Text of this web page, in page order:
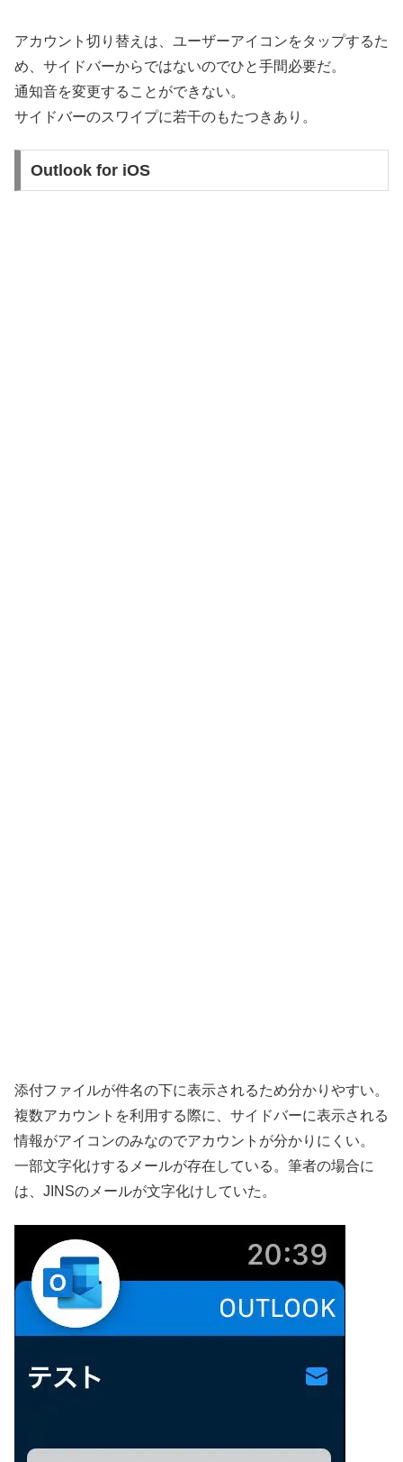
アカウント切り替えは、ユーザーアイコンをタップするた
め、サイドバーからではないのでひと手間必要だ。
通知音を変更することができない。
サイドバーのスワイプに若干のもたつきあり。
Outlook for iOS
添付ファイルが件名の下に表示されるため分かりやすい。
複数アカウントを利用する際に、サイドバーに表示される
情報がアイコンのみなのでアカウントが分かりにくい。
一部文字化けするメールが存在している。筆者の場合に
は、JINSのメールが文字化けしていた。